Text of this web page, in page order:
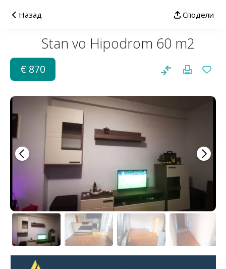
Назад Сподели
Stan vo Hipodrom 60 m2
€ 870